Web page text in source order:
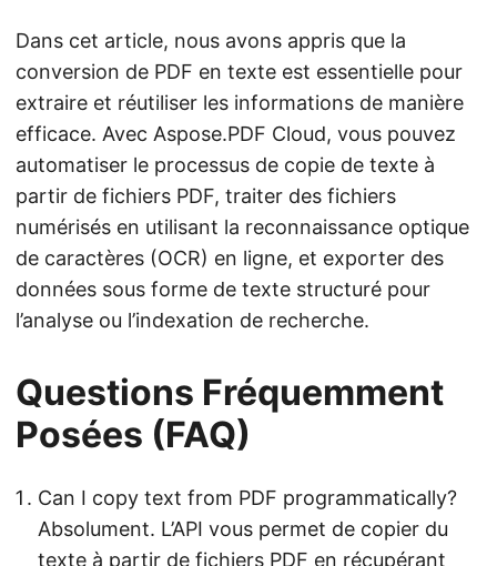
Dans cet article, nous avons appris que la
conversion de PDF en texte est essentielle pour
extraire et réutiliser les informations de manière
efficace. Avec Aspose.PDF Cloud, vous pouvez
automatiser le processus de copie de texte à
partir de fichiers PDF, traiter des fichiers
numérisés en utilisant la reconnaissance optique
de caractères (OCR) en ligne, et exporter des
données sous forme de texte structuré pour
l’analyse ou l’indexation de recherche.
Questions Fréquemment
Posées (FAQ)
Can I copy text from PDF programmatically?
Absolument. L’API vous permet de copier du
texte à partir de fichiers PDF en récupérant